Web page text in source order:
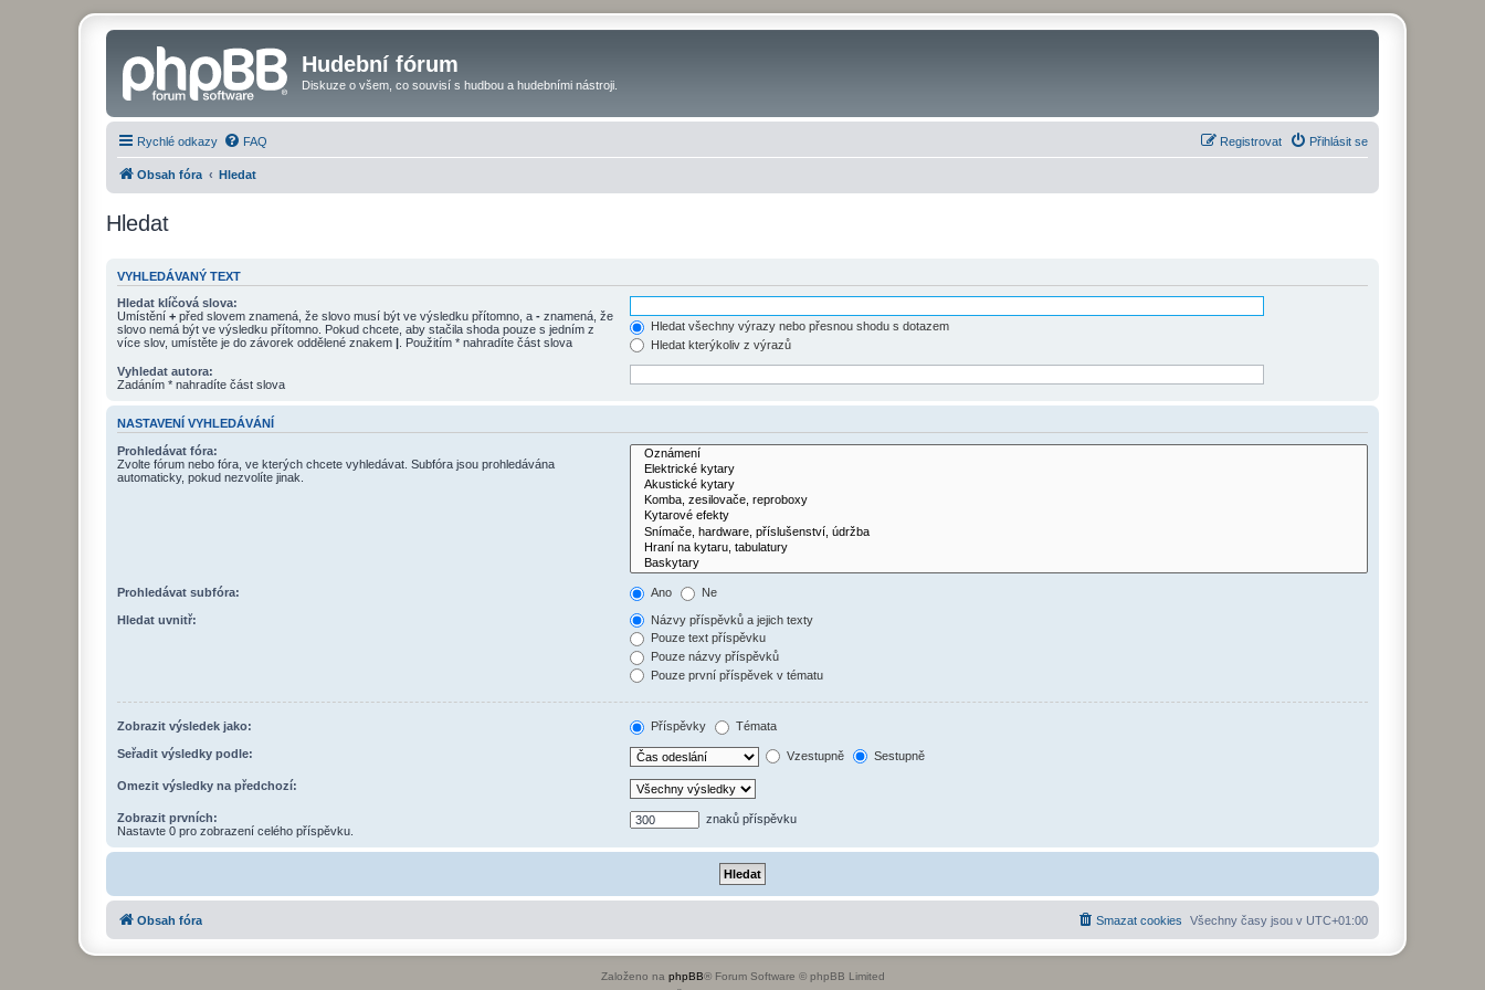
Hudební fórum
Diskuze o všem, co souvisí s hudbou a hudebními nástroji.
Rychlé odkazy FAQ Přihlásit se
Registrovat
Obsah fóra Hledat
Hledat
VYHLEDÁVANÝ TEXT
Hledat klíčová slova:
Umístění + před slovem znamená, že slovo musí být ve výsledku přítomno, a - znamená, že
slovo nemá být ve výsledku přítomno. Pokud chcete, aby stačila shoda pouze s jedním z
více slov, umístěte je do závorek oddělené znakem | . Použitím * nahradíte část slova
Hledat všechny výrazy nebo přesnou shodu s dotazem
Hledat kterýkoliv z výrazů
Vyhledat autora:
Zadáním * nahradíte část slova
NASTAVENÍ VYHLEDÁVÁNÍ
Prohledávat fóra:
Zvolte fórum nebo fóra, ve kterých chcete vyhledávat. Subfóra jsou prohledávána
automaticky, pokud nezvolíte jinak.
Prohledávat subfóra: Ano Ne
Hledat uvnitř:
Názvy příspěvků a jejich texty
Pouze text příspěvku
Pouze názvy příspěvků
Pouze první příspěvek v tématu
Zobrazit výsledek jako: Příspěvky Témata
Seřadit výsledky podle: Vzestupně Sestupně
Omezit výsledky na předchozí:
Zobrazit prvních:
Nastavte 0 pro zobrazení celého příspěvku.
znaků příspěvku
Obsah fóra Všechny časy jsou v UTC+01:00
Smazat cookies
Založeno na phpBB® Forum Software © phpBB Limited